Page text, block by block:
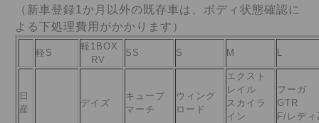
（新車登録1か月以外の既存車は、ボディ状態確認に
よる下処理費用がかかります）
軽S
軽1BOX
RV
SS S M L
日
産
デイズ
キューブ
マーチ
ウィング
ロード
エクスト
レイル
スカイラ
イン
フーガ
GTR
F/レディ